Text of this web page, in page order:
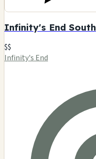
Infinity's End South
$$
Infinity's End